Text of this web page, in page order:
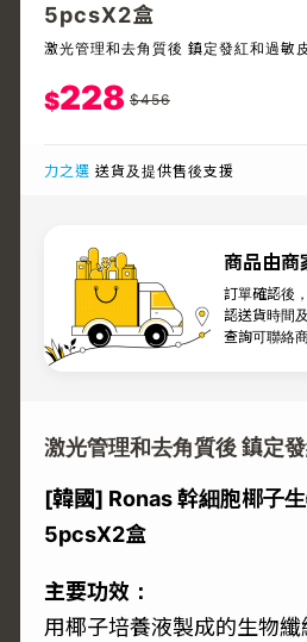
5pcsX2盒
激光管理和去角質後 鎮定發紅和過敏
$228 $456
力之選 送貨及提供售後支援
商品由商
訂單確認後
認送貨時間
查詢可聯絡
激光管理和去角質後 鎮定
[韓國] Ronas 幹細胞椰子
5pcsX2盒
主要功效：
用椰子培養液製成的生物纖